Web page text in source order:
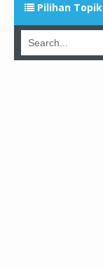
Pilihan Topik